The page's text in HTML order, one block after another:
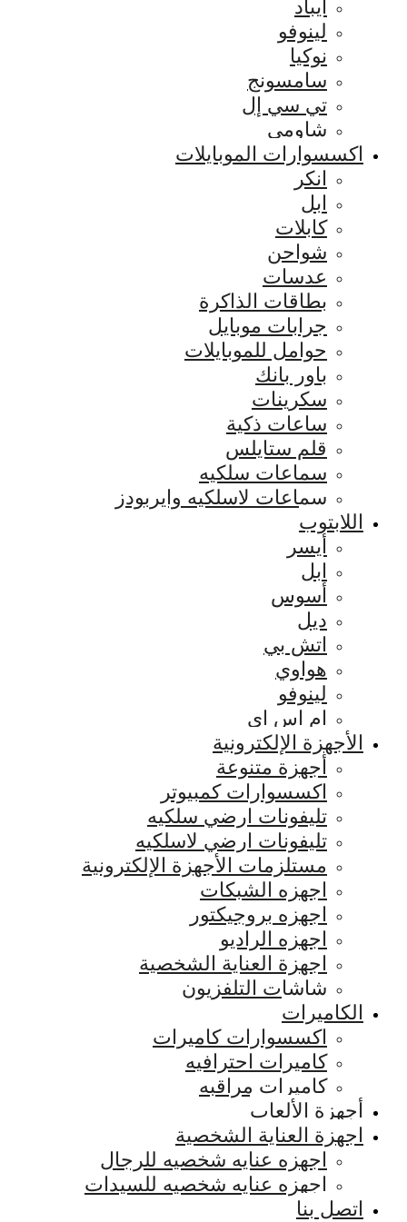
ايباد
لينوفو
نوكيا
سامسونج
تي سي إل
شاومي
اكسسوارات الموبايلات
انكر
ابل
كابلات
شواحن
عدسات
بطاقات الذاكرة
جرابات موبايل
حوامل للموبايلات
باور بانك
سكرينات
ساعات ذكية
قلم ستايلس
سماعات سلكيه
سماعات لاسلكيه وايربودز
اللابتوب
أيسر
ابل
أسوس
ديل
اتش بي
هواوي
لينوفو
ام اس اي
الأجهزة الإلكترونية
أجهزة متنوعة
اكسسوارات كمبيوتر
تليفونات ارضي سلكيه
تليفونات ارضي لاسلكيه
مستلزمات الأجهزة الإلكترونية
اجهزه الشبكات
اجهزه بروجيكتور
اجهزه الراديو
اجهزة العناية الشخصية
شاشات التلفزيون
الكاميرات
اكسسوارات كاميرات
كاميرات احترافيه
كاميرات مراقبه
أجهزة الألعاب
اجهزة العناية الشخصية
اجهزه عنايه شخصيه للرجال
اجهزه عنايه شخصيه للسيدات
اتصل بنا